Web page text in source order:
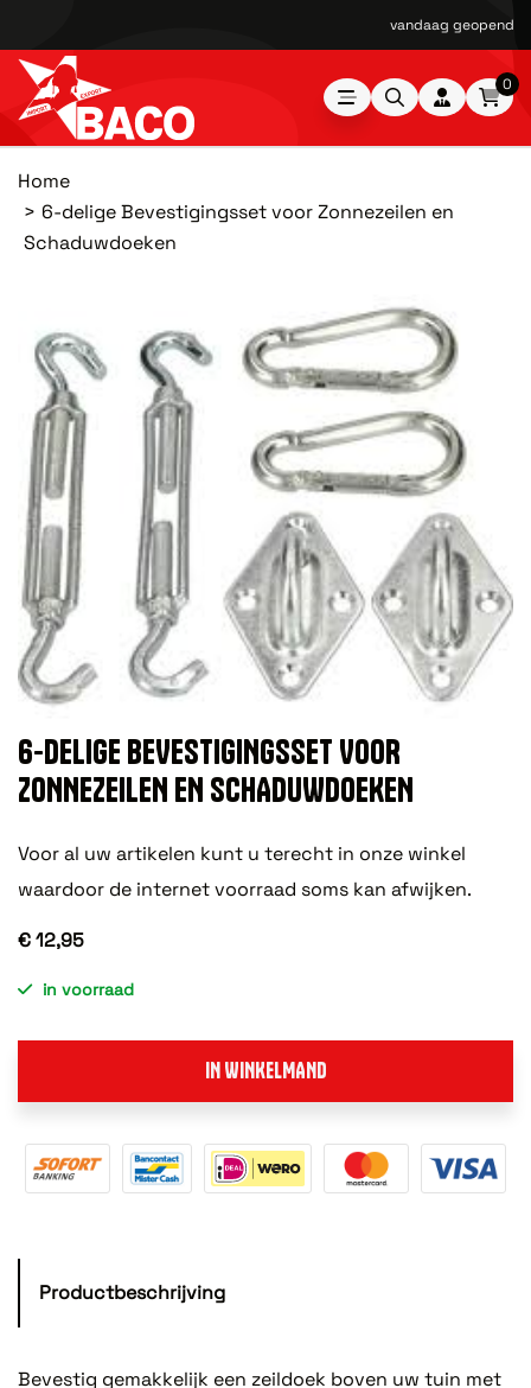
vandaag geopend
0
Home
6-delige Bevestigingsset voor Zonnezeilen en
Schaduwdoeken
6-DELIGE BEVESTIGINGSSET VOOR
ZONNEZEILEN EN SCHADUWDOEKEN
Voor al uw artikelen kunt u terecht in onze winkel
waardoor de internet voorraad soms kan afwijken.
€ 12,95
in voorraad
IN WINKELMAND
Productbeschrijving
Bevestig gemakkelijk een zeildoek boven uw tuin met